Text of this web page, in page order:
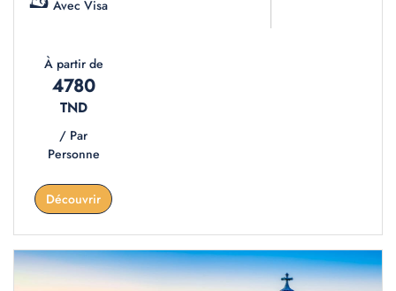
Avec Visa
À partir de
4780
TND
/ Par
Personne
Découvrir